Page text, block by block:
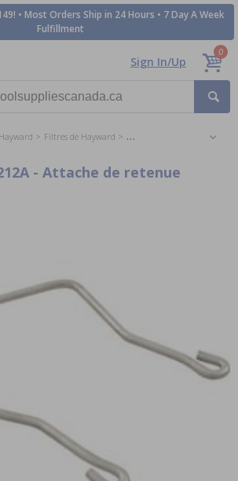
• Most Orders Ship in 24 Hours • 7 Day A Week
Fulfillment
Sign In/Up
0
Filtres de Hayward Les Pièces pour les Filtres
- Attache de retenue